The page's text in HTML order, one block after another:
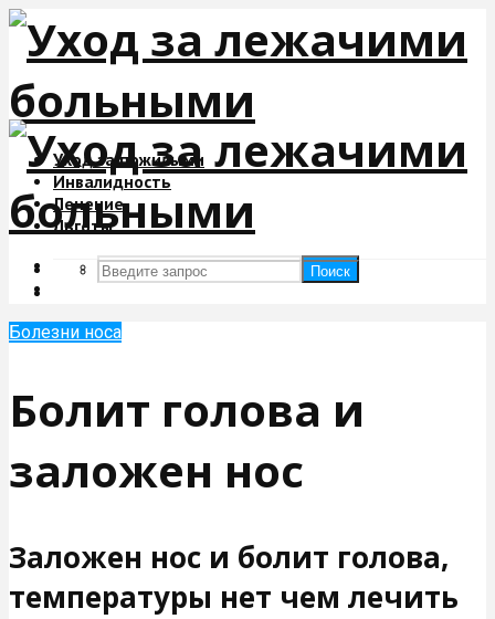
Уход за пожилыми
Инвалидность
Лечение
Льготы
Поиск
Поиск
Болезни носа
Болит голова и
заложен нос
Заложен нос и болит голова,
температуры нет чем лечить